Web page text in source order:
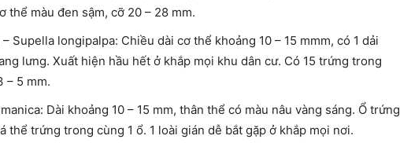
thể màu đen sậm, cỡ 20 – 28 mm.
Supella longipalpa: Chiều dài cơ thể khoảng 10 – 15 mmm, có 1 dải
lưng. Xuất hiện hầu hết ở khắp mọi khu dân cư. Có 15 trứng trong
– 5 mm.
Dài khoảng 10 – 15 mm, thân thể có màu nâu vàng sáng. Ổ trứng
thể trứng trong cùng 1 ổ. 1 loài gián dễ bắt gặp ở khắp mọi nơi.